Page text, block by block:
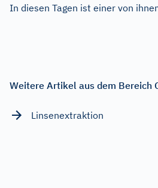
In diesen Tagen ist einer von
Weitere Artikel aus dem Bereich
Linsenextraktion